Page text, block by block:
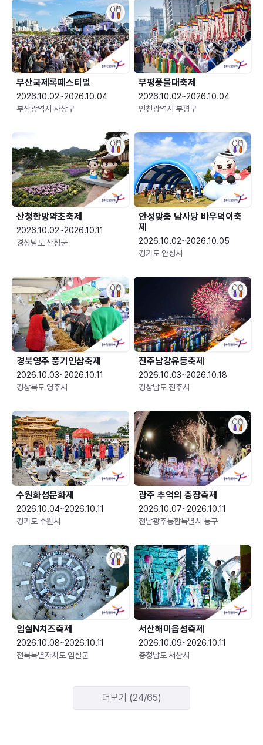
부산국제록페스티벌
2026.10.02~2026.10.04
부산광역시 사상구
부평풍물대축제
2026.10.02~2026.10.04
인천광역시 부평구
산청한방약초축제
2026.10.02~2026.10.11
경상남도 산청군
안성맞춤 남사당 바우덕이축
제
2026.10.02~2026.10.05
경기도 안성시
경북영주 풍기인삼축제
2026.10.03~2026.10.11
경상북도 영주시
진주남강유등축제
2026.10.03~2026.10.18
경상남도 진주시
수원화성문화제
2026.10.04~2026.10.11
경기도 수원시
광주 추억의 충장축제
2026.10.07~2026.10.11
전남광주통합특별시 동구
임실N치즈축제
2026.10.08~2026.10.11
전북특별자치도 임실군
서산해미읍성축제
2026.10.09~2026.10.11
충청남도 서산시
더보기 (24/65)